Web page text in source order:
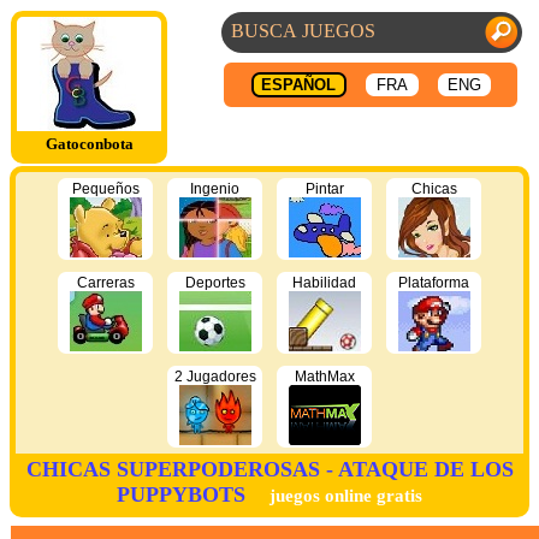
Gatoconbota
ESPAÑOL FRA ENG
Pequeños Ingenio Pintar Chicas
Carreras Deportes Habilidad Plataforma
2 Jugadores MathMax
CHICAS SUPERPODEROSAS - ATAQUE DE LOS
PUPPYBOTS
juegos online gratis